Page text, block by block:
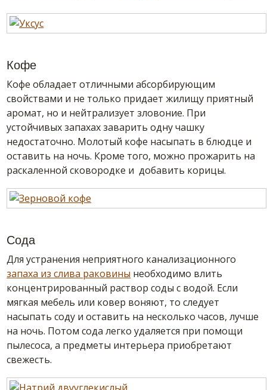
Кофе
Кофе обладает отличными абсорбирующим
свойствами и не только придает жилищу приятный
аромат, но и нейтрализует зловоние. При
устойчивых запахах заварить одну чашку
недостаточно. Молотый кофе насыпать в блюдце и
оставить на ночь. Кроме того, можно прожарить на
раскаленной сковородке и добавить корицы.
Сода
Для устранения неприятного канализационного
запаха из слива раковины необходимо влить
концентрированный раствор соды с водой. Если
мягкая мебель или ковер воняют, то следует
насыпать соду и оставить на несколько часов, лучше
на ночь. Потом сода легко удаляется при помощи
пылесоса, а предметы интерьера приобретают
свежесть.